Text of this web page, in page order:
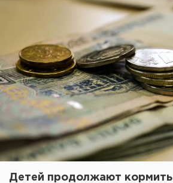
Детей продолжают кормить